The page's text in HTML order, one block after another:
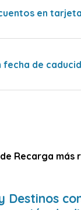
en
de
Recarga más
Destinos